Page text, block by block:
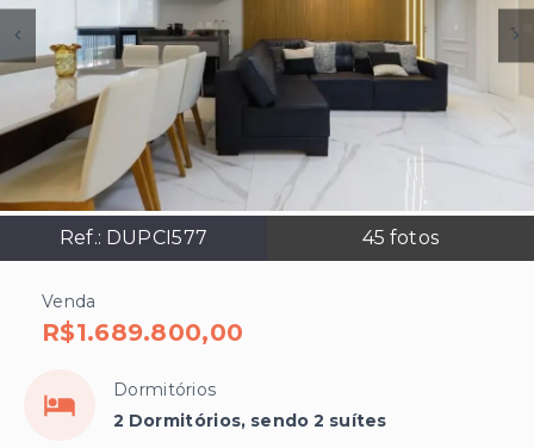
Ref.: DUPCI577 45 fotos
Venda
R$1.689.800,00
Dormitórios
2 Dormitórios, sendo 2 suítes